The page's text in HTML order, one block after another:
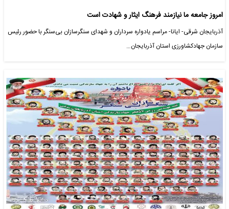
امروز جامعه ما نیازمند فرهنگ ایثار و شهادت است
آذربایجان شرقی- ایانا- مراسم یادواره سرداران و شهدای سنگرسازان بی‌سنگر با حضور رئیس
سازمان جهادکشاورزی استان آذربایجان…